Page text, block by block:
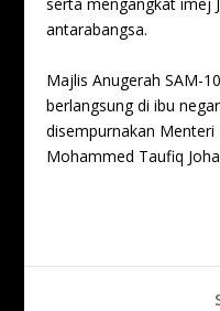
antarabangsa.
Majlis Anugerah SAM-
berlangsung di ibu
disempurnakan Menteri
Mohammed Taufiq